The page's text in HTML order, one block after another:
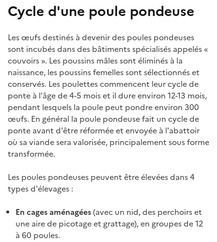
Cycle d'une poule pondeuse
Les œufs destinés à devenir des poules pondeuses
sont incubés dans des bâtiments spécialisés appelés «
couvoirs ». Les poussins mâles sont éliminés à la
naissance, les poussins femelles sont sélectionnés et
conservés. Les poulettes commencent leur cycle de
ponte à l'âge de 4-5 mois et il dure environ 12-13 mois,
pendant lesquels la poule peut pondre environ 300
œufs. En général la poule pondeuse fait un cycle de
ponte avant d'être réformée et envoyée à l'abattoir
où sa viande sera valorisée, principalement sous forme
transformée.
Les poules pondeuses peuvent être élevées dans 4
types d'élevages :
En cages aménagées(avec un nid, des perchoirs et
une aire de picotage et grattage), en groupes de 12
à 60 poules.